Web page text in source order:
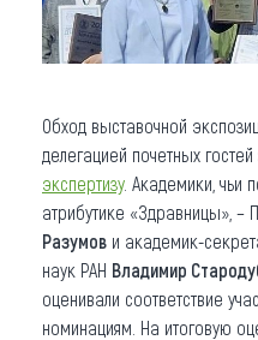
Обход выставочной
делегацией почетных
экспертизу. Академики, чьи
атрибутике «Здравницы», –
Разумов и академик-
наук РАН Владимир
оценивали соответствие
номинациям. На итоговую